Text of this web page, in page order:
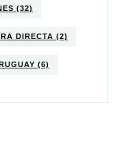
(32)
DIRECTA (2)
(6)